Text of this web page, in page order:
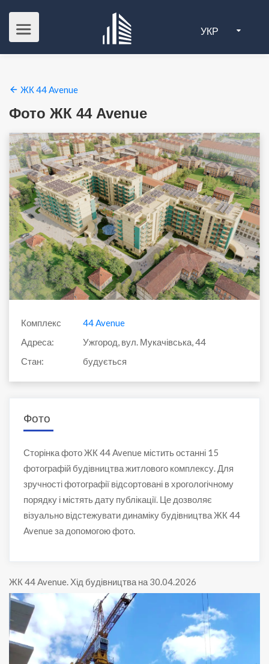
УКР
ЖК 44 Avenue
Фото ЖК 44 Avenue
Комплекс
44 Avenue
Адреса:
Ужгород, вул. Мукачівська, 44
Стан:
будується
Фото
Сторінка фото ЖК 44 Avenue містить останні 15
фотографій будівництва житлового комплексу. Для
зручності фотографії відсортовані в хрогологічному
порядку і містять дату публікації. Це дозволяє
візуально відстежувати динаміку будівництва ЖК 44
Avenue за допомогою фото.
ЖК 44 Avenue. Хід будівництва на 30.04.2026